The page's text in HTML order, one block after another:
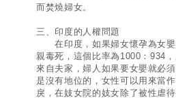
而焚燒婦女。
三、印度的人權問題
在印度，如果婦女懷孕為女嬰
親毒死，這個比率為1000：934
來自夫家，婦人如果要女嬰就必
是沒有地位的，女性可以用來當
戾，在妓女院的妓女除了被性虐